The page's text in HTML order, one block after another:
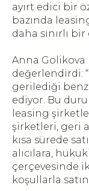
ayırt edici bir
bazında
daha sınırlı
Anna Golikova
değerlendirdi:
gerilediği
ediyor. Bu
leasing
şirketleri, geri
kısa sürede
alıcılara,
çerçevesinde
koşullarla